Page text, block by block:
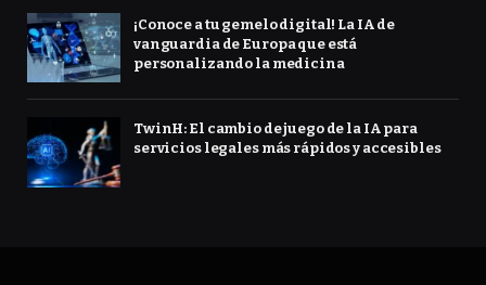
¡Conoce a tu gemelo digital! La IA de
vanguardia de Europa que está
personalizando la medicina
TwinH: El cambio de juego de la IA para
servicios legales más rápidos y accesibles